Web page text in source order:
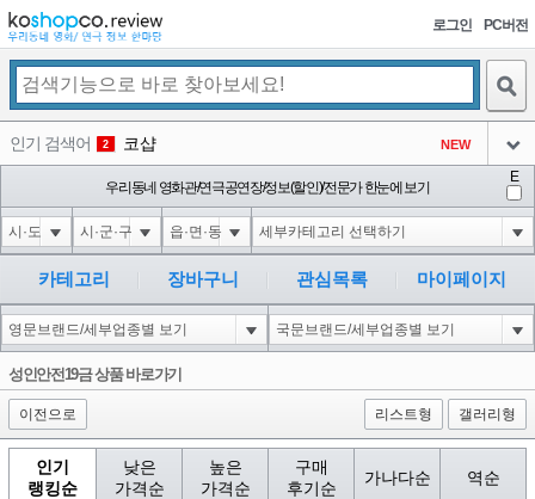
로그인 PC버전
인기 검색어 2 코샵 NEW
3 익스
아이콘
4 미끄럼방지
아이콘
5 대성설렁탕
아이콘
-16
6 1-1 waitfor delay '0:0:15' --
아이콘
0
1
우리동네 영화관/연극공연장/정보(할인)/전문가 한눈에 보기
E
카테고리 장바구니 관심목록 마이페이지
성인안전19금 상품 바로가기
이전으로 리스트형 갤러리형
인기
랭킹순
낮은
가격순
높은
가격순
구매
후기순
가나다순 역순